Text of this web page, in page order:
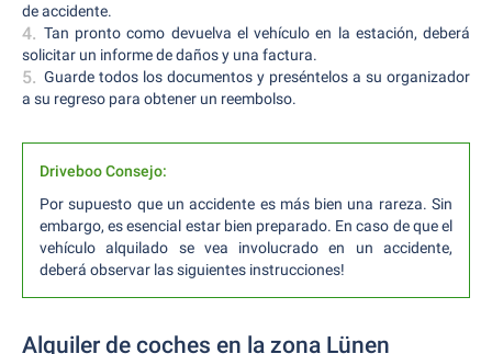
de accidente.
Tan pronto como devuelva el vehículo en la estación, deberá
solicitar un informe de daños y una factura.
Guarde todos los documentos y preséntelos a su organizador
a su regreso para obtener un reembolso.
Driveboo Consejo:
Por supuesto que un accidente es más bien una rareza. Sin
embargo, es esencial estar bien preparado. En caso de que el
vehículo alquilado se vea involucrado en un accidente,
deberá observar las siguientes instrucciones!
Alquiler de coches en la zona Lünen